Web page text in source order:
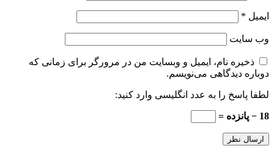
ایمیل *
وب‌ سایت
ذخیره نام، ایمیل و وبسایت من در مرورگر برای زمانی که
دوباره دیدگاهی می‌نویسم.
لطفا پاسخ را به عدد انگلیسی وارد کنید:
18 − پانزده =